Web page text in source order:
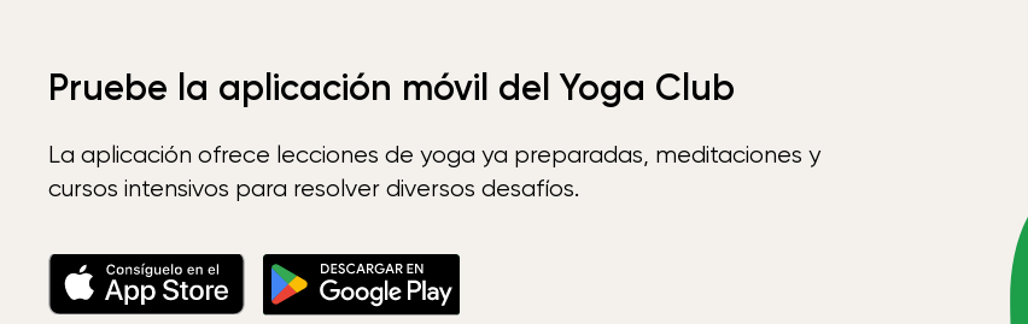
Pruebe la aplicación móvil del Yoga Club
La aplicación ofrece lecciones de yoga ya preparadas, meditaciones y
cursos intensivos para resolver diversos desafíos.